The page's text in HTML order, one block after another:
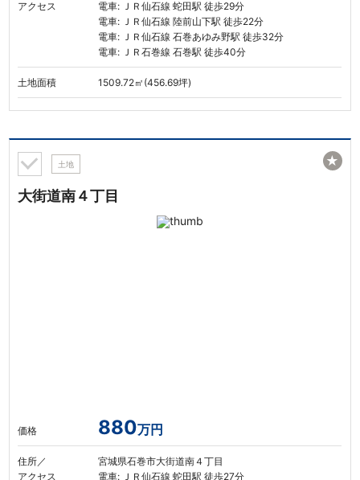
アクセス
電車: ＪＲ仙石線 蛇田駅 徒歩29分
電車: ＪＲ仙石線 陸前山下駅 徒歩22分
電車: ＪＲ仙石線 石巻あゆみ野駅 徒歩32分
電車: ＪＲ石巻線 石巻駅 徒歩40分
土地面積 1509.72㎡(456.69坪)
土地
大街道南４丁目
価格 880万円
住所／
アクセス
宮城県石巻市大街道南４丁目
電車: ＪＲ仙石線 蛇田駅 徒歩27分
★